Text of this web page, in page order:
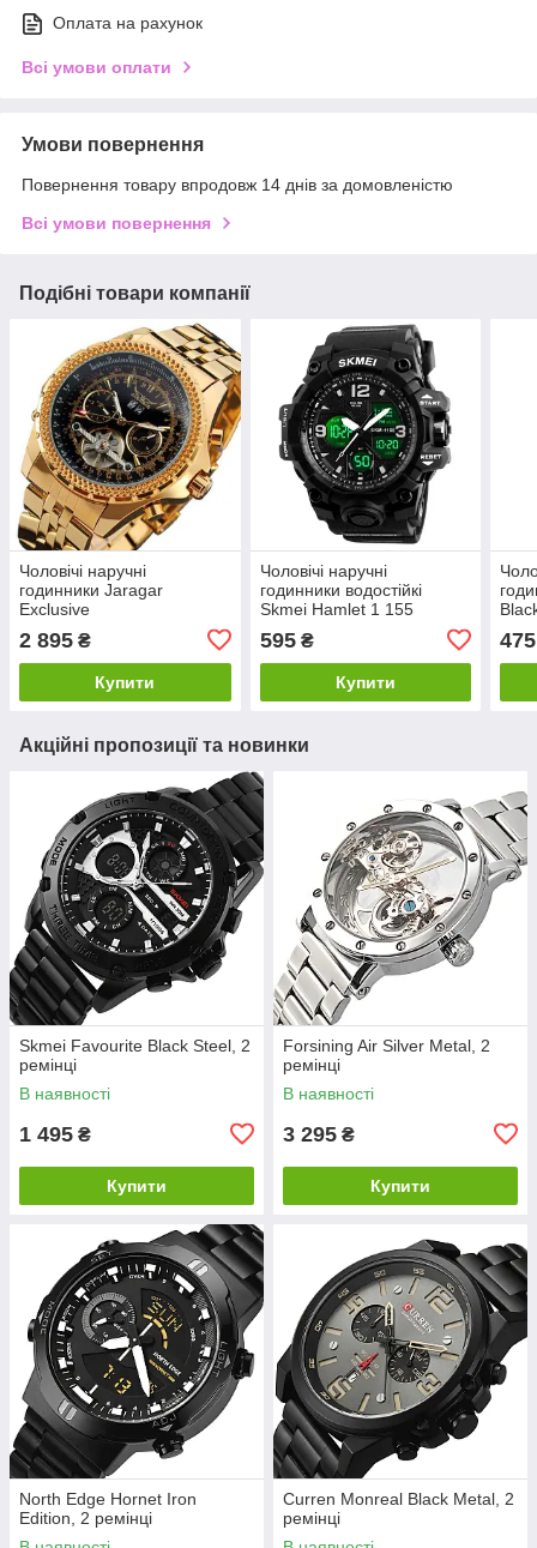
Оплата на рахунок
Всі умови оплати
Умови повернення
Повернення товару впродовж 14 днів за домовленістю
Всі умови повернення
Подібні товари компанії
Чоловічі наручні
годинники Jaragar
Exclusive
2 895 ₴
Купити
Чоловічі наручні
годинники водостійкі
Skmei Hamlet 1 155
595₴
Купити
475
Акційні пропозиції та новинки
Skmei Favourite Black Steel, 2
ремінці
В наявності
1 495 ₴
Купити
Forsining Air Silver Metal, 2
ремінці
В наявності
3 295 ₴
Купити
North Edge Hornet Iron
Edition, 2 ремінці
Curren Monreal Black Metal, 2
ремінці